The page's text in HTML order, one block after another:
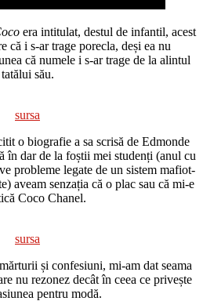
era intitulat, destul de infantil, acest
că i s-ar trage porecla, deși ea nu
că numele i s-ar trage de la alintul
tatălui său.
sursa
o biografie a sa scrisă de Edmonde
în dar de la foștii mei studenți (anul cu
probleme legate de un sistem mafiot-
aveam senzația că o plac sau că mi-e
Coco Chanel.
sursa
și confesiuni, mi-am dat seama
nu rezonez decât în ceea ce privește
pentru modă.